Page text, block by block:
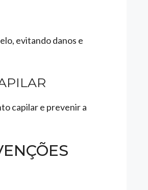
evitando danos e
capilar e prevenir a